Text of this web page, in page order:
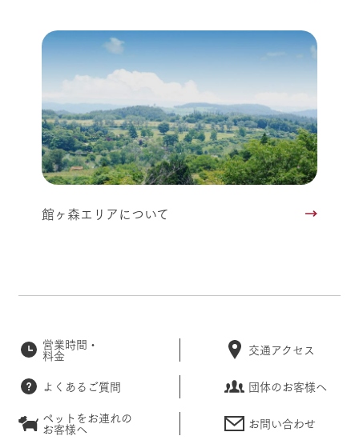
館ヶ森エリアについて
営業時間・
料金 交通アクセス
よくあるご質問
団体のお客様へ
ペットをお連れの
お客様へ お問い合わせ